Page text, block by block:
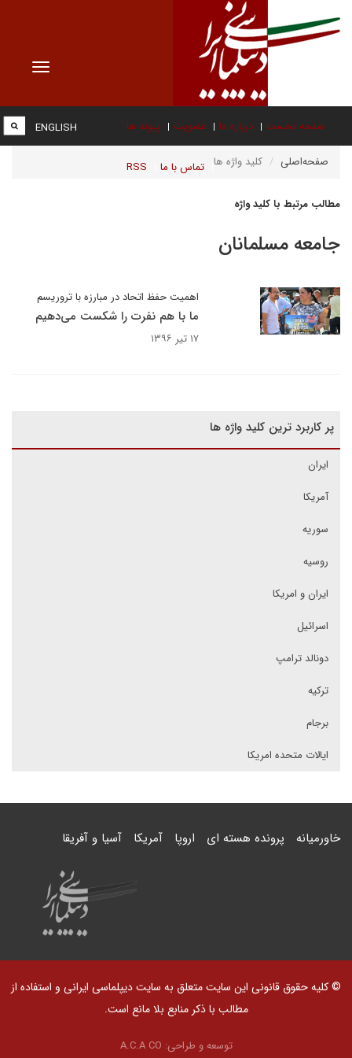
Toggle
صفحه نخست درباره ما عضویت پیوند ها
تماس با ما RSS
ENGLISH
صفحه‌اصلی کلید واژه ها
مطالب مرتبط با کلید واژه
جامعه مسلمانان
اهمیت حفظ اتحاد در مبارزه با تروریسم
ما با هم نفرت را شکست می‌دهیم
۱۷ تیر ۱۳۹۶
پر کاربرد ترین کلید واژه ها
ایران
آمریکا
سوریه
روسیه
ایران و امریکا
اسرائیل
دونالد ترامپ
ترکیه
برجام
ایالات متحده امریکا
خاورمیانه پرونده هسته ای اروپا آمریکا آسیا و آفریقا
© کلیه حقوق قانونی این سایت متعلق به سایت دیپلماسی ایرانی و استفاده از
مطالب با ذکر منابع بلا مانع است.
توسعه و طراحی: A.C.A CO